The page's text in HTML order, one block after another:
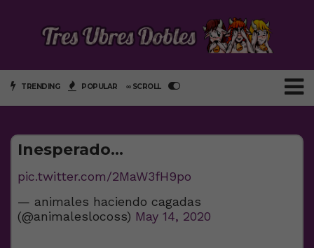
TRENDING POPULAR ∞ SCROLL
Inesperado…
pic.twitter.com/2MaW3fH9po
— animales haciendo cagadas
(@animaleslocoss) May 14, 2020